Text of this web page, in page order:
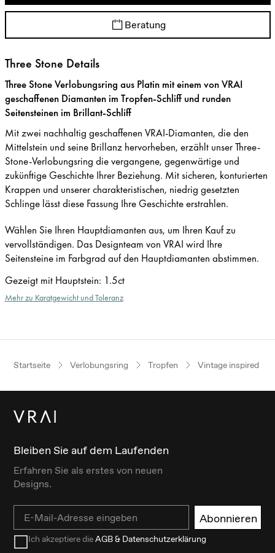
Beratung
Three Stone Details
Three Stone Verlobungsring aus Platin mit einem von VRAI
geschaffenen Diamanten im Tropfen-Schliff und runden
Seitensteinen im Brillant-Schliff
Mit zwei nachhaltig geschaffenen VRAI-Diamanten, die den
Mittelstein und seine Brillanz hervorheben, erzählt unser Three-
Stone-Verlobungsring die vergangene, gegenwärtige und
zukünftige Geschichte Ihrer Beziehung. Mit sicheren, konturierten
Krappen und unserer charakteristischen, niedrig gesetzten
Schlinge lässt diese Fassung Ihre Geschichte erstrahlen.
Wählen Sie Ihren Hauptdiamanten aus, um Ihren Kauf zu
vervollständigen. Das Designteam von VRAI wird Ihre
Seitensteine im Farbgrad auf den Hauptdiamanten abstimmen.
Gezeigt mit Hauptstein: 1.5ct
Mehr zu Karatgewicht und Toleranz
Startseite Verlobungsring Tropfen Vintage inspired
Bleiben Sie auf dem Laufenden
Erfahren Sie als erstes von neuen
Designs.
Email Abonnieren
Ich akzeptiere dieAGB & Datenschutzerklärung